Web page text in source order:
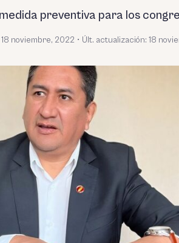
preventiva para los
18 noviembre, 2022 • Últ. actualización: 18